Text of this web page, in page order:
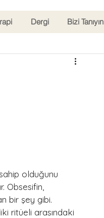
Dergi Bizi Tanıyın
olduğunu
Obsesifin,
bir şey gibi.
ritüeli arasındaki